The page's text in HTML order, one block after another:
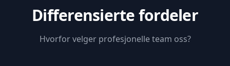
Differensierte fordeler
Hvorfor velger profesjonelle team oss?